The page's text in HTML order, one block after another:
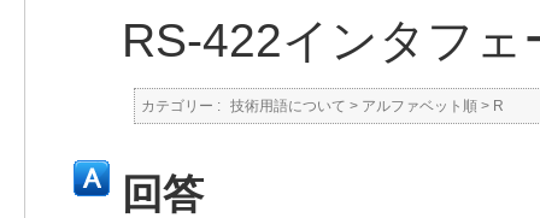
RS-422インタフェ
カテゴリー : 技術用語について > アルファベット順 > R
回答